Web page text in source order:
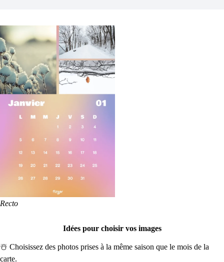
Recto
Idées pour choisir vos images
☃️ Choisissez des photos prises à la même saison que le mois de la
carte.